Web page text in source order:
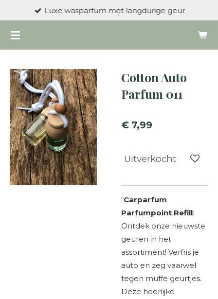
naar
de
Luxe wasparfum met langdurige geur
Cotton Auto
Parfum 011
€ 7,99
Uitverkocht
“Carparfum
Parfumpoint Refill:
Ontdek onze nieuwste
geuren in het
assortiment! Verfris je
auto en zeg vaarwel
tegen muffe geurtjes.
Deze heerlijke